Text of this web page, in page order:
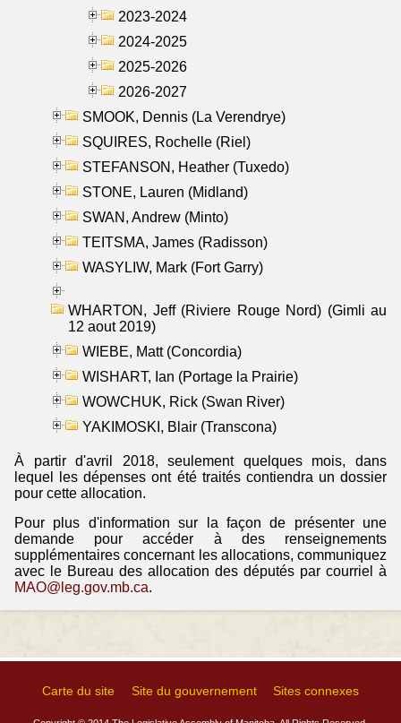
2023-2024
2024-2025
2025-2026
2026-2027
SMOOK, Dennis (La Verendrye)
SQUIRES, Rochelle (Riel)
STEFANSON, Heather (Tuxedo)
STONE, Lauren (Midland)
SWAN, Andrew (Minto)
TEITSMA, James (Radisson)
WASYLIW, Mark (Fort Garry)
WHARTON, Jeff (Riviere Rouge Nord) (Gimli au
12 aout 2019)
WIEBE, Matt (Concordia)
WISHART, Ian (Portage la Prairie)
WOWCHUK, Rick (Swan River)
YAKIMOSKI, Blair (Transcona)
À partir d'avril 2018, seulement quelques mois, dans
lequel les dépenses ont été traités contiendra un dossier
pour cette allocation.
Pour plus d'information sur la façon de présenter une
demande pour accéder à des renseignements
supplémentaires concernant les allocations, communiquez
avec le Bureau des allocation des députés par courriel à
MAO@leg.gov.mb.ca.
Carte du site Site du gouvernement Sites connexes